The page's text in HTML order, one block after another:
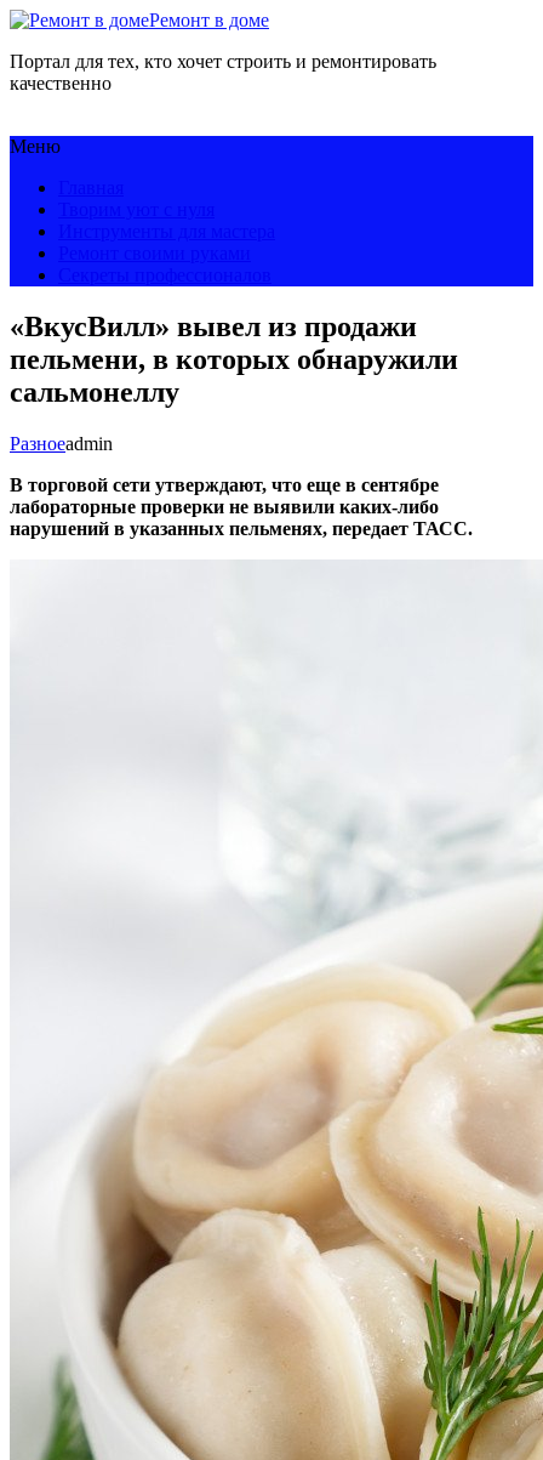
Ремонт в доме
Портал для тех, кто хочет строить и ремонтировать
качественно
Меню
«ВкусВилл» вывел из продажи
пельмени, в которых обнаружили
сальмонеллу
Разноеadmin
В торговой сети утверждают, что еще в сентябре
лабораторные проверки не выявили каких-либо
нарушений в указанных пельменях, передает ТАСС.